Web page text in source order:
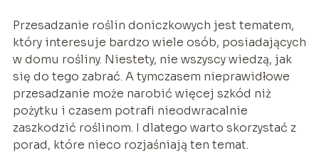
Przesadzanie roślin doniczkowych jest tematem,
który interesuje bardzo wiele osób, posiadających
w domu rośliny. Niestety, nie wszyscy wiedzą, jak
się do tego zabrać. A tymczasem nieprawidłowe
przesadzanie może narobić więcej szkód niż
pożytku i czasem potrafi nieodwracalnie
zaszkodzić roślinom. I dlatego warto skorzystać z
porad, które nieco rozjaśniają ten temat.